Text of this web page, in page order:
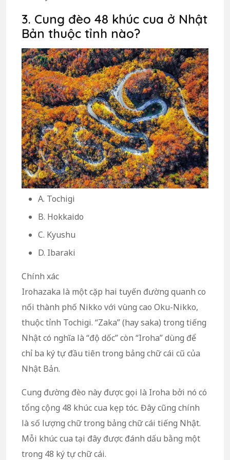
3. Cung đèo 48 khúc cua ở Nhật
Bản thuộc tỉnh nào?
A. Tochigi
B. Hokkaido
C. Kyushu
D. Ibaraki
Chính xác
Irohazaka là một cặp hai tuyến đường quanh co
nối thành phố Nikko với vùng cao Oku-Nikko,
thuộc tỉnh Tochigi. “Zaka” (hay saka) trong tiếng
Nhật có nghĩa là “độ dốc” còn “Iroha” dùng để
chỉ ba ký tự đầu tiên trong bảng chữ cái cũ của
Nhật Bản.
Cung đường đèo này được gọi là Iroha bởi nó có
tổng cộng 48 khúc cua kẹp tóc. Đây cũng chính
là số lượng chữ trong bảng chữ cái tiếng Nhật.
Mỗi khúc cua tại đây được đánh dấu bằng một
trong 48 ký tự chữ cái.